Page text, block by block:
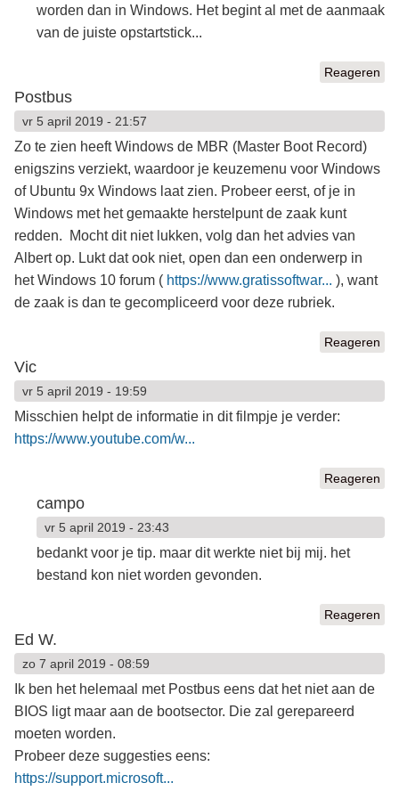
worden dan in Windows. Het begint al met de aanmaak
van de juiste opstartstick...
Reageren
Postbus
vr 5 april 2019 - 21:57
Zo te zien heeft Windows de MBR (Master Boot Record)
enigszins verziekt, waardoor je keuzemenu voor Windows
of Ubuntu 9x Windows laat zien. Probeer eerst, of je in
Windows met het gemaakte herstelpunt de zaak kunt
redden. Mocht dit niet lukken, volg dan het advies van
Albert op. Lukt dat ook niet, open dan een onderwerp in
het Windows 10 forum ( https://www.gratissoftwar... ), want
de zaak is dan te gecompliceerd voor deze rubriek.
Reageren
Vic
vr 5 april 2019 - 19:59
Misschien helpt de informatie in dit filmpje je verder:
https://www.youtube.com/w...
Reageren
campo
vr 5 april 2019 - 23:43
bedankt voor je tip. maar dit werkte niet bij mij. het
bestand kon niet worden gevonden.
Reageren
Ed W.
zo 7 april 2019 - 08:59
Ik ben het helemaal met Postbus eens dat het niet aan de
BIOS ligt maar aan de bootsector. Die zal gerepareerd
moeten worden.
Probeer deze suggesties eens:
https://support.microsoft...